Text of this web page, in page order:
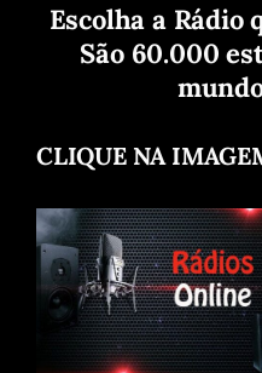
Escolha a Rádio
São 60.000
CLIQUE NA